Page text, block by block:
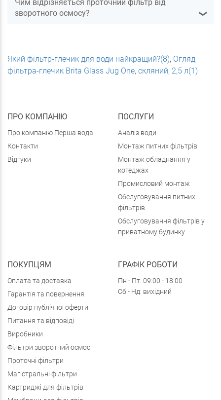
Чим відрізняється проточний фільтр від
зворотного осмосу?
❯
Який фільтр-глечик для води найкращий?(8), Огляд
фільтра-глечик Brita Glass Jug One, скляний, 2,5 л(1)
ПРО КОМПАНІЮ
Про компанію Перша вода
Контакти
Відгуки
ПОСЛУГИ
Аналіз води
Монтаж питних фільтрів
Монтаж обладнання у
котеджах
Промисловий монтаж
Обслуговування питних
фільтрів
Обслуговування фільтрів у
приватному будинку
ПОКУПЦЯМ
Оплата та доставка
Гарантія та повернення
Договір публічної оферти
Питання та відповіді
Виробники
Фільтри зворотний осмос
Проточні фільтри
Магістральні фільтри
Картриджі для фільтрів
ГРАФІК РОБОТИ
Пн - Пт: 09:00 - 18:00
Сб - Нд: вихідний